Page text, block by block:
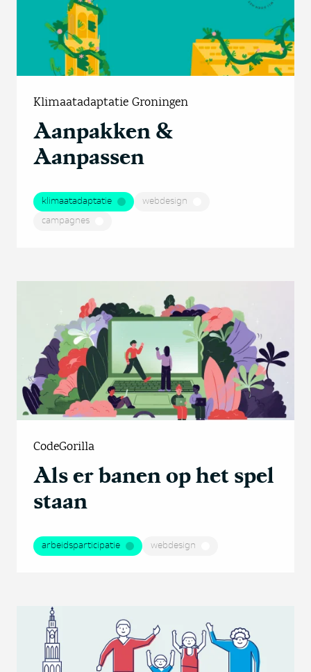
Klimaatadaptatie Groningen
Aanpakken &
Aanpassen
klimaatadaptatie
webdesign
campagnes
CodeGorilla
Als er banen op het spel
staan
arbeidsparticipatie webdesign